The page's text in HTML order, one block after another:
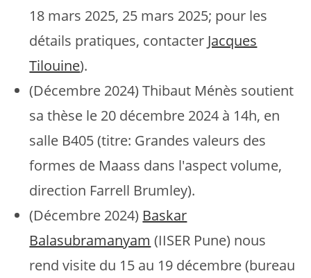
18 mars 2025, 25 mars 2025; pour les
détails pratiques, contacter Jacques
Tilouine).
(Décembre 2024) Thibaut Ménès soutient
sa thèse le 20 décembre 2024 à 14h, en
salle B405 (titre: Grandes valeurs des
formes de Maass dans l'aspect volume,
direction Farrell Brumley).
(Décembre 2024) Baskar
Balasubramanyam (IISER Pune) nous
rend visite du 15 au 19 décembre (bureau